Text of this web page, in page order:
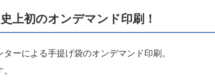
上初のオンデマンド印刷！
ーによる手提げ袋のオンデマンド印刷。